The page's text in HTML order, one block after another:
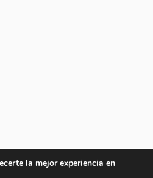
la mejor experiencia en